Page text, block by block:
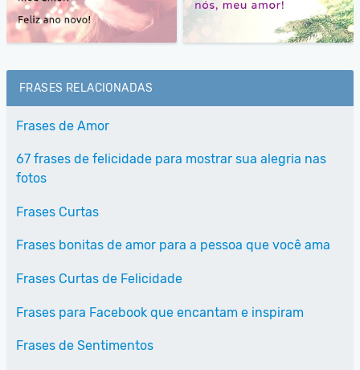
FRASES RELACIONADAS
Frases de Amor
67 frases de felicidade para mostrar sua alegria nas
fotos
Frases Curtas
Frases bonitas de amor para a pessoa que você ama
Frases Curtas de Felicidade
Frases para Facebook que encantam e inspiram
Frases de Sentimentos